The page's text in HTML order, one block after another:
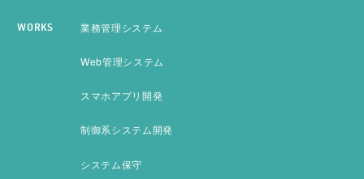
WORKS 業務管理システム
Web管理システム
スマホアプリ開発
制御系システム開発
システム保守